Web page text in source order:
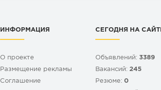
ИНФОРМАЦИЯ
О проекте
Размещение рекламы
Cоглашение
СЕГОДНЯ НА
Объявлений: 3389
Вакансий: 245
Резюме: 0